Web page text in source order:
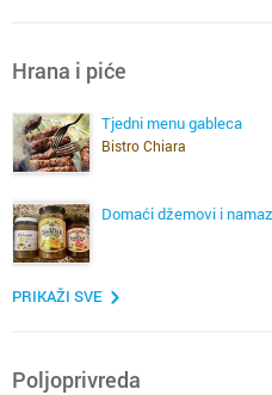
Hrana i piće
Tjedni menu gableca
Bistro Chiara
Domaći džemovi i
PRIKAŽI SVE
Poljoprivreda